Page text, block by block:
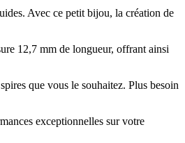
Avec ce petit bijou, la création de
12,7 mm de longueur, offrant ainsi
que vous le souhaitez. Plus besoin
exceptionnelles sur votre